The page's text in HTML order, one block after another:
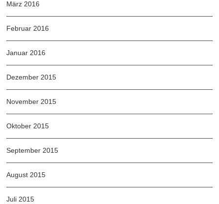
März 2016
Februar 2016
Januar 2016
Dezember 2015
November 2015
Oktober 2015
September 2015
August 2015
Juli 2015